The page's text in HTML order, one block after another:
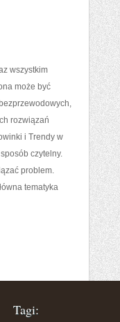
wszystkim
może być
rozwiązań
i Trendy w
czytelny.
problem.
tematyka
Tagi: